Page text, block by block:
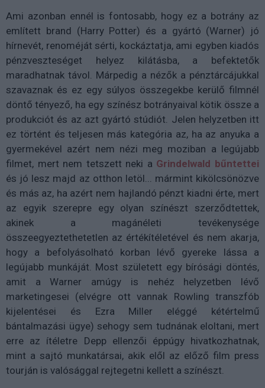
Ami azonban ennél is fontosabb, hogy ez a botrány az
említett brand (Harry Potter) és a gyártó (Warner) jó
hírnevét, renoméját sérti, kockáztatja, ami egyben kiadós
pénzveszteséget helyez kilátásba, a befektetők
maradhatnak távol. Márpedig a nézők a pénztárcájukkal
szavaznak és ez egy súlyos összegekbe kerülő filmnél
döntő tényező, ha egy színész botrányaival kötik össze a
produkciót és az azt gyártó stúdiót. Jelen helyzetben itt
ez történt és teljesen más kategória az, ha az anyuka a
gyermekével azért nem nézi meg moziban a legújabb
filmet, mert nem tetszett neki a Grindelwald bűntettei
és jó lesz majd az otthon letöl... mármint kikölcsönözve
és más az, ha azért nem hajlandó pénzt kiadni érte, mert
az egyik szerepre egy olyan színészt szerződtettek,
akinek a magánéleti tevékenysége
összeegyeztethetetlen az értékítéletével és nem akarja,
hogy a befolyásolható korban lévő gyereke lássa a
legújabb munkáját. Most született egy bírósági döntés,
amit a Warner amúgy is nehéz helyzetben lévő
marketingesei (elvégre ott vannak Rowling transzfób
kijelentései és Ezra Miller eléggé kétértelmű
bántalmazási ügye) sehogy sem tudnának eloltani, mert
erre az ítéletre Depp ellenzői éppúgy hivatkozhatnak,
mint a sajtó munkatársai, akik elől az előző film press
tourján is valósággal rejtegetni kellett a színészt.